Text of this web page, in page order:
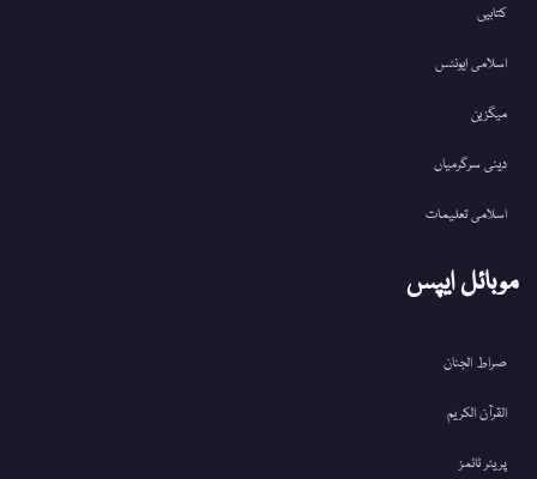
کتابیں
اسلامی ایونٹس
میگزین
دینی سرگرمیاں
اسلامی تعلیمات
موبائل ایپس
صراط الجنان
القرآن الکریم
پریئر ٹائمز